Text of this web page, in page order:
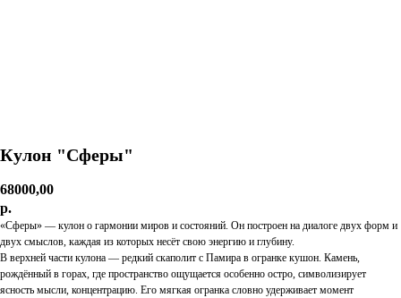
Кулон "Сферы"
68000,00
р.
«Сферы» — кулон о гармонии миров и состояний. Он построен на диалоге двух форм и
двух смыслов, каждая из которых несёт свою энергию и глубину.
В верхней части кулона — редкий скаполит с Памира в огранке кушон. Камень,
рождённый в горах, где пространство ощущается особенно остро, символизирует
ясность мысли, концентрацию. Его мягкая огранка словно удерживает момент